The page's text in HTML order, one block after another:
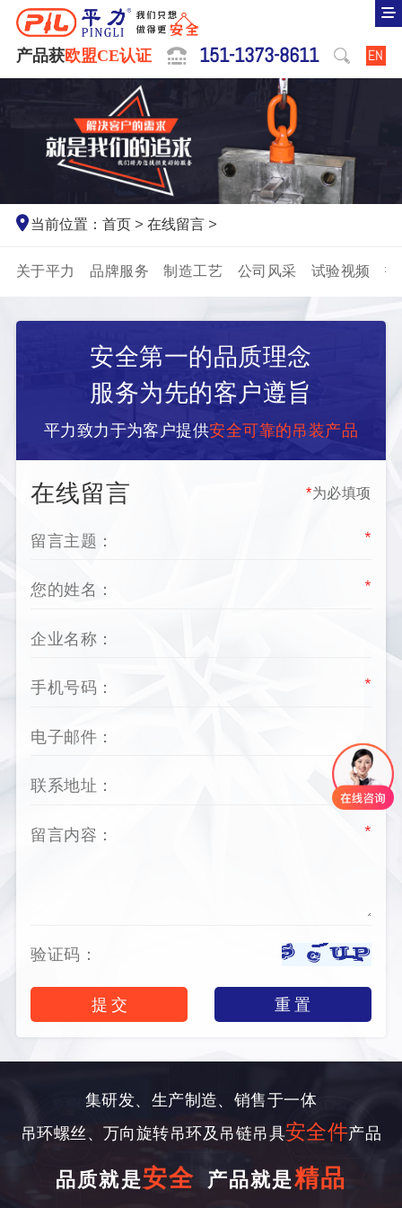
产品获欧盟CE认证 151-1373-8611 EN
当前位置：首页 >在线留言 >
关于平力 品牌服务 制造工艺 公司风采 试验视频
安全第一的品质理念
服务为先的客户遵旨
平力致力于为客户提供安全可靠的吊装产品
在线留言 *为必填项
*
*
*
*
集研发、生产制造、销售于一体
吊环螺丝、万向旋转吊环及吊链吊具安全件产品
品质就是安全 产品就是精品